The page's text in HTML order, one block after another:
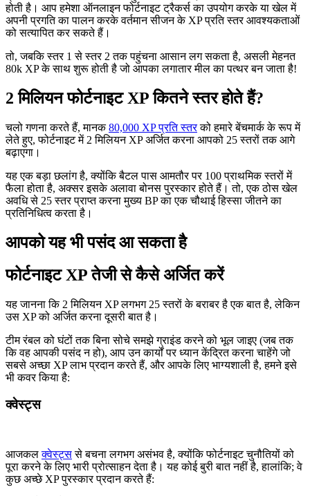
होती है। आप हमेशा ऑनलाइन फोर्टनाइट ट्रैकर्स का उपयोग करके या खेल में
अपनी प्रगति का पालन करके वर्तमान सीजन के XP प्रति स्तर आवश्यकताओं
को सत्यापित कर सकते हैं।
तो, जबकि स्तर 1 से स्तर 2 तक पहुंचना आसान लग सकता है, असली मेहनत
80k XP के साथ शुरू होती है जो आपका लगातार मील का पत्थर बन जाता है!
2 मिलियन फोर्टनाइट XP कितने स्तर होते हैं?
चलो गणना करते हैं, मानक80,000 XP प्रति स्तरको हमारे बेंचमार्क के रूप में
लेते हुए, फोर्टनाइट में 2 मिलियन XP अर्जित करना आपको 25 स्तरों तक आगे
बढ़ाएगा।
यह एक बड़ा छलांग है, क्योंकि बैटल पास आमतौर पर 100 प्राथमिक स्तरों में
फैला होता है, अक्सर इसके अलावा बोनस पुरस्कार होते हैं। तो, एक ठोस खेल
अवधि से 25 स्तर प्राप्त करना मुख्य BP का एक चौथाई हिस्सा जीतने का
प्रतिनिधित्व करता है।
आपको यह भी पसंद आ सकता है
फोर्टनाइट XP तेजी से कैसे अर्जित करें
यह जानना कि 2 मिलियन XP लगभग 25 स्तरों के बराबर है एक बात है, लेकिन
उस XP को अर्जित करना दूसरी बात है।
टीम रंबल को घंटों तक बिना सोचे समझे ग्राइंड करने को भूल जाइए (जब तक
कि वह आपकी पसंद न हो), आप उन कार्यों पर ध्यान केंद्रित करना चाहेंगे जो
सबसे अच्छा XP लाभ प्रदान करते हैं, और आपके लिए भाग्यशाली है, हमने इसे
भी कवर किया है:
क्वेस्ट्स
आजकलक्वेस्ट्ससे बचना लगभग असंभव है, क्योंकि फोर्टनाइट चुनौतियों को
पूरा करने के लिए भारी प्रोत्साहन देता है। यह कोई बुरी बात नहीं है, हालांकि; वे
कुछ अच्छे XP पुरस्कार प्रदान करते हैं: